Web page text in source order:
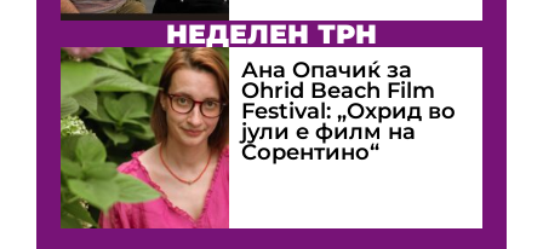
НЕДЕЛЕН ТРН
Ана Опачиќ за
Оhrid Beach Film
Festival: „Охрид во
јули е филм на
Сорентино“